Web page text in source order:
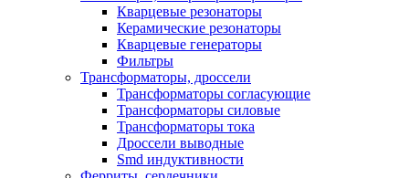
Кварцевые резонаторы
Керамические резонаторы
Кварцевые генераторы
Фильтры
Трансформаторы, дроссели
Трансформаторы согласующие
Трансформаторы силовые
Трансформаторы тока
Дроссели выводные
Smd индуктивности